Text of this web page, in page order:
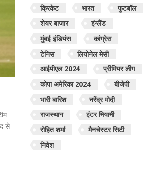
से
क्रिकेट भारत
फुटबॉल
शेयर बाजार
इंग्लैंड
मुंबई इंडियंस
कांग्रेस
टेनिस
लियोनेल मेसी
आईपीएल 2024
प्रीमियर लीग
कोपा अमेरिका 2024
बीजेपी
भारी बारिश
नरेंद्र मोदी
राजस्थान
इंटर मियामी
रोहित शर्मा
मैनचेस्टर सिटी
निवेश